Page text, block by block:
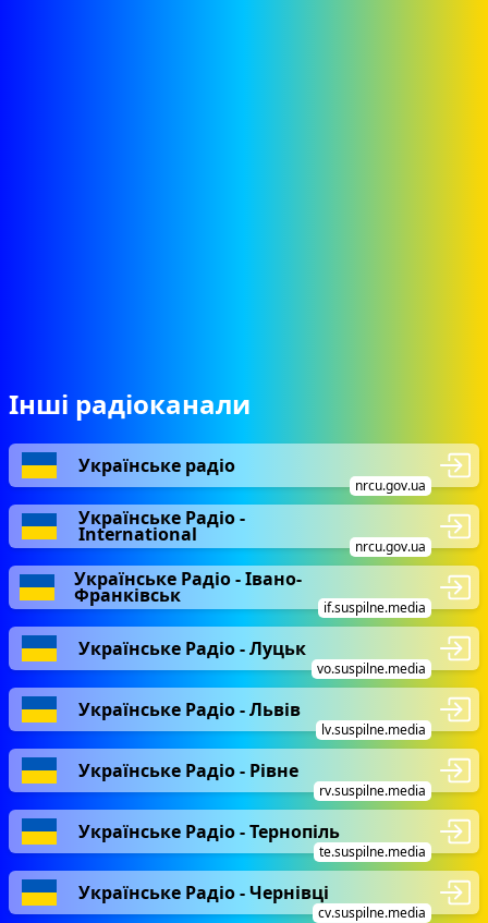
Інші радіоканали
Українське радіо
nrcu.gov.ua
Українське Радіо -
International
nrcu.gov.ua
Українське Радіо - Івано-
Франківськ
if.suspilne.media
Українське Радіо - Луцьк
vo.suspilne.media
Українське Радіо - Львів
lv.suspilne.media
Українське Радіо - Рівне
rv.suspilne.media
Українське Радіо - Тернопіль
te.suspilne.media
Українське Радіо - Чернівці
cv.suspilne.media